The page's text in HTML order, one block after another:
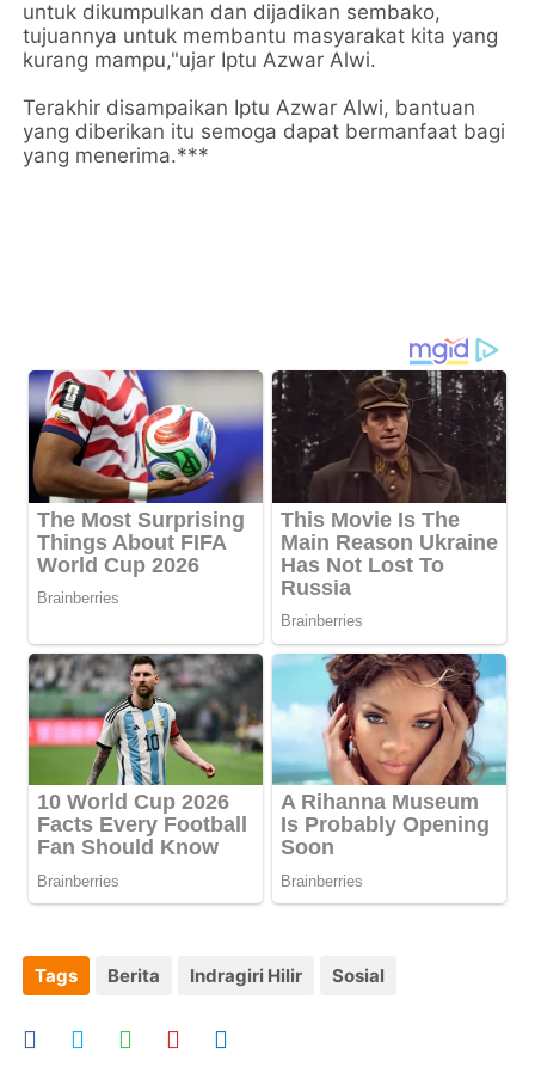
untuk dikumpulkan dan dijadikan sembako,
tujuannya untuk membantu masyarakat kita yang
kurang mampu,"ujar Iptu Azwar Alwi.
Terakhir disampaikan Iptu Azwar Alwi, bantuan
yang diberikan itu semoga dapat bermanfaat bagi
yang menerima.***
Tags Berita Indragiri Hilir Sosial